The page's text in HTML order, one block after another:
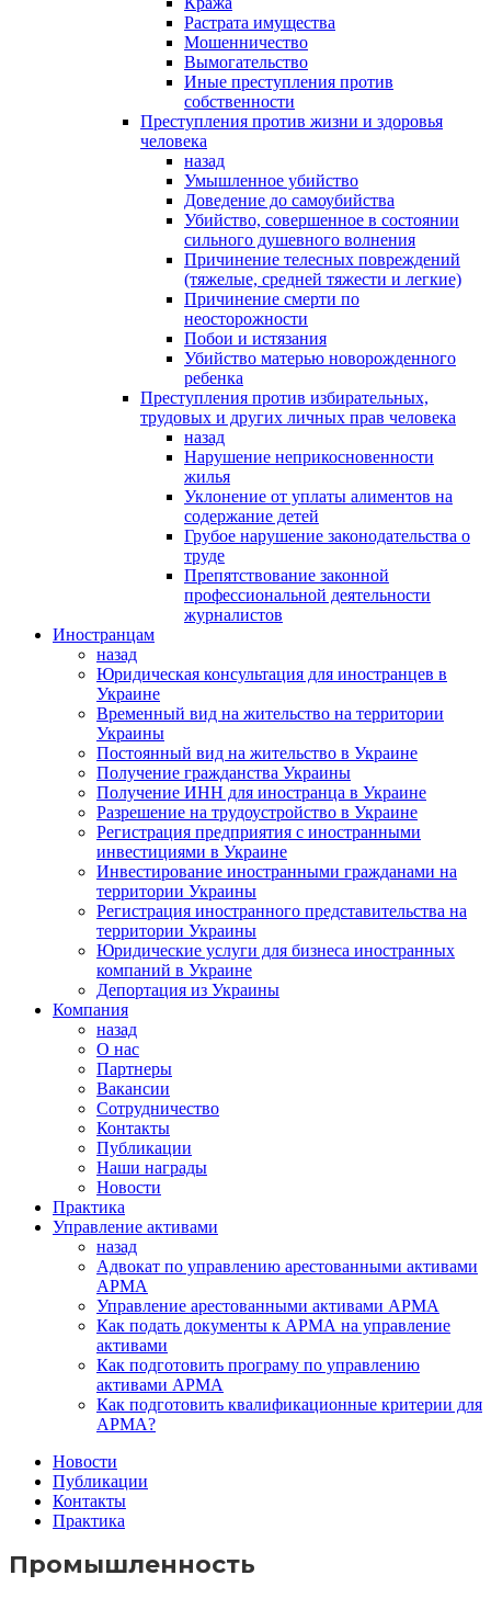
Растрата имущества
Мошенничество
Вымогательство
Иные преступления против
собственности
Преступления против жизни и здоровья
человека
назад
Умышленное убийство
Доведение до самоубийства
Убийство, совершенное в состоянии
сильного душевного волнения
Причинение телесных повреждений
(тяжелые, средней тяжести и легкие)
Причинение смерти по
неосторожности
Побои и истязания
Убийство матерью новорожденного
ребенка
Преступления против избирательных,
трудовых и других личных прав человека
назад
Нарушение неприкосновенности
жилья
Уклонение от уплаты алиментов на
содержание детей
Грубое нарушение законодательства о
труде
Препятствование законной
профессиональной деятельности
журналистов
Иностранцам
назад
Юридическая консультация для иностранцев в
Украине
Временный вид на жительство на территории
Украины
Постоянный вид на жительство в Украине
Получение гражданства Украины
Получение ИНН для иностранца в Украине
Разрешение на трудоустройство в Украине
Регистрация предприятия с иностранными
инвестициями в Украине
Инвестирование иностранными гражданами на
территории Украины
Регистрация иностранного представительства на
территории Украины
Юридические услуги для бизнеса иностранных
компаний в Украине
Депортация из Украины
Компания
назад
О нас
Партнеры
Вакансии
Сотрудничество
Контакты
Публикации
Наши награды
Новости
Практика
Управление активами
назад
Адвокат по управлению арестованными активами
АРМА
Управление арестованными активами АРМА
Как подать документы к АРМА на управление
активами
Как подготовить програму по управлению
активами АРМА
Как подготовить квалификационные критерии для
АРМА?
Новости
Публикации
Контакты
Практика
Промышленность